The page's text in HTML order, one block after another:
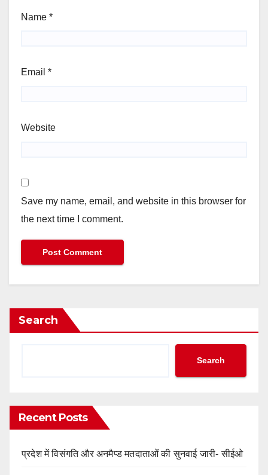
Name *
Email *
Website
Save my name, email, and website in this browser for
the next time I comment.
Search
Search
Recent Posts
प्रदेश में विसंगति और अनमैप्ड मतदाताओं की सुनवाई जारी- सीईओ